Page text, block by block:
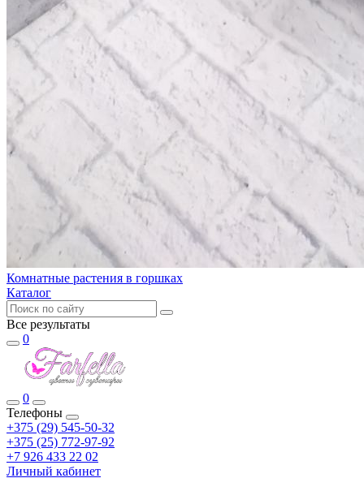
Комнатные растения в горшках
Каталог
Все результаты
0
0
Телефоны
+375 (29) 545-50-32
+375 (25) 772-97-92
+7 926 433 22 02
Личный кабинет